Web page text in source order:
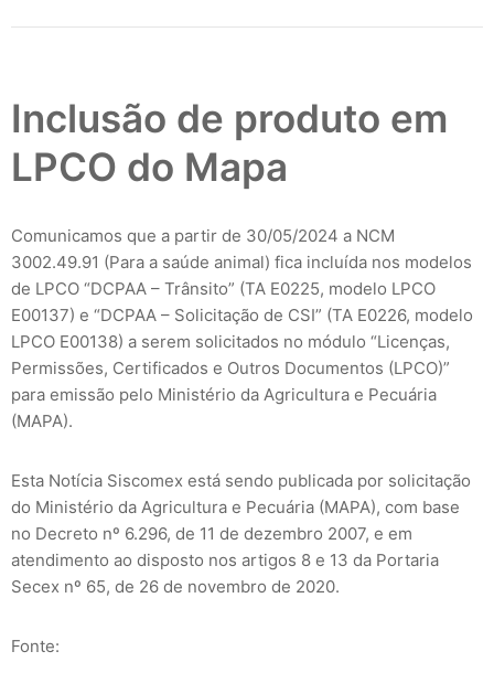
Inclusão de produto em
LPCO do Mapa
Comunicamos que a partir de 30/05/2024 a NCM
3002.49.91 (Para a saúde animal) fica incluída nos modelos
de LPCO “DCPAA – Trânsito” (TA E0225, modelo LPCO
E00137) e “DCPAA – Solicitação de CSI” (TA E0226, modelo
LPCO E00138) a serem solicitados no módulo “Licenças,
Permissões, Certificados e Outros Documentos (LPCO)”
para emissão pelo Ministério da Agricultura e Pecuária
(MAPA).
Esta Notícia Siscomex está sendo publicada por solicitação
do Ministério da Agricultura e Pecuária (MAPA), com base
no Decreto nº 6.296, de 11 de dezembro 2007, e em
atendimento ao disposto nos artigos 8 e 13 da Portaria
Secex nº 65, de 26 de novembro de 2020.
Fonte: